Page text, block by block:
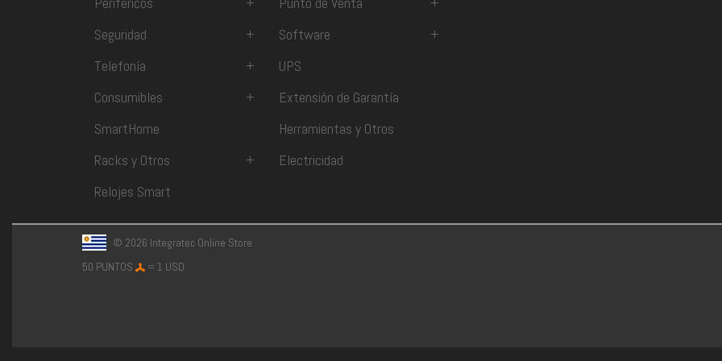
Seguridad
+ Software
+
Telefonía
+
UPS
Consumibles
+
Extensión de Garantía
SmartHome
Herramientas y Otros
Racks y Otros
+
Electricidad
Relojes Smart
© 2026 Integratec Online Store
50 PUNTOS
= 1 USD